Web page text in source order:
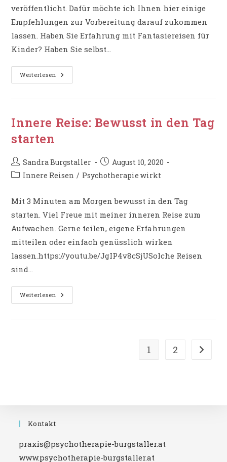
veröffentlicht. Dafür möchte ich Ihnen hier einige
Empfehlungen zur Vorbereitung darauf zukommen
lassen. Haben Sie Erfahrung mit Fantasiereisen für
Kinder? Haben Sie selbst…
Weiterlesen Innere
Reise
Vorbereitung
Innere Reise: Bewusst in den Tag
starten
Beitrags-
Autor:
Sandra Burgstaller
Beitrag
veröffentlicht:
August 10, 2020
Beitrags-
Innere Reisen / Psychotherapie wirkt
Mit 3 Minuten am Morgen bewusst in den Tag
starten. Viel Freue mit meiner inneren Reise zum
Aufwachen. Gerne teilen, eigene Erfahrungen
mitteilen oder einfach genüsslich wirken
lassen.https://youtu.be/JgIP4v8cSjUSolche Reisen
sind…
Weiterlesen Innere
Reise:
1 2 Zur
Kontakt
praxis@psychotherapie-burgstaller.at
www.psychotherapie-burgstaller.at